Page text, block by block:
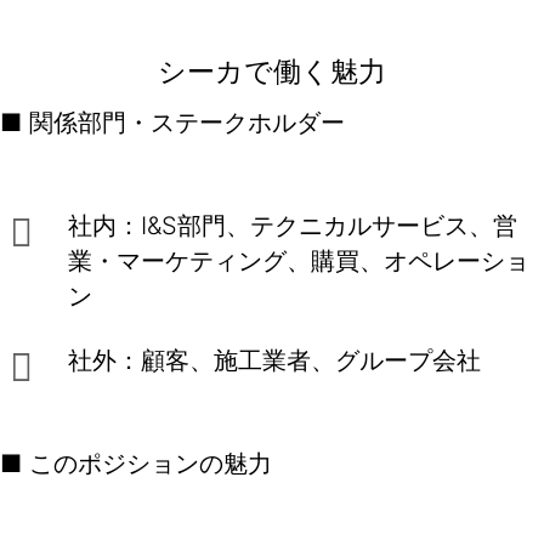
シーカで働く魅力
■ 関係部門・ステークホルダー
社内：I&S部門、テクニカルサービス、営
業・マーケティング、購買、オペレーショ
ン
社外：顧客、施工業者、グループ会社
■ このポジションの魅力